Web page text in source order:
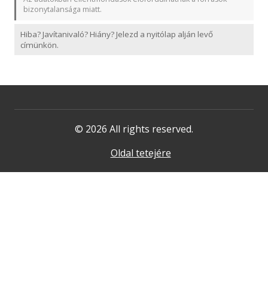
bizonytalansága miatt.
Hiba? Javítanivaló? Hiány? Jelezd a nyitólap alján levő
címünkön.
© 2026 All rights reserved.
Oldal tetejére